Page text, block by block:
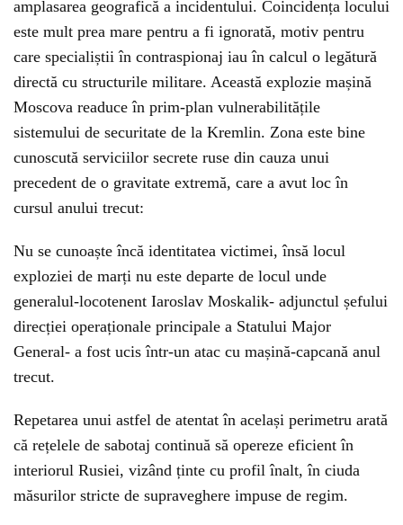
amplasarea geografică a incidentului. Coincidența locului
este mult prea mare pentru a fi ignorată, motiv pentru
care specialiștii în contraspionaj iau în calcul o legătură
directă cu structurile militare. Această explozie mașină
Moscova readuce în prim-plan vulnerabilitățile
sistemului de securitate de la Kremlin. Zona este bine
cunoscută serviciilor secrete ruse din cauza unui
precedent de o gravitate extremă, care a avut loc în
cursul anului trecut:
Nu se cunoaște încă identitatea victimei, însă locul
exploziei de marți nu este departe de locul unde
generalul-locotenent Iaroslav Moskalik- adjunctul șefului
direcției operaționale principale a Statului Major
General- a fost ucis într-un atac cu mașină-capcană anul
trecut.
Repetarea unui astfel de atentat în același perimetru arată
că rețelele de sabotaj continuă să opereze eficient în
interiorul Rusiei, vizând ținte cu profil înalt, în ciuda
măsurilor stricte de supraveghere impuse de regim.